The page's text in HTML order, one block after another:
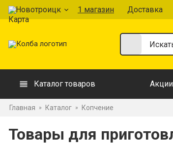
Новотроицк 1 магазин Доставка
Каталог товаров Акции
Главная » Каталог » Копчение
Товары для